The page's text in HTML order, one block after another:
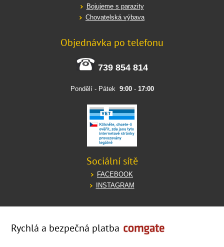
Bojujeme s parazity
Chovatelská výbava
Objednávka po telefonu
739 854 814
Pondělí - Pátek 9:00- 17:00
Sociální sítě
FACEBOOK
INSTAGRAM
Rychlá a bezpečná platba